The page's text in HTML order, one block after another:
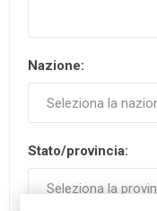
Nazione:
Stato/provincia: